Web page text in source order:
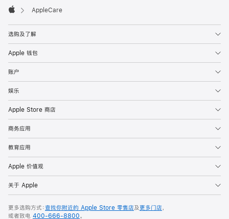

AppleCare
选购及了解
Apple 钱包
账户
娱乐
Apple Store 商店
商务应用
教育应用
Apple 价值观
关于 Apple
更多选购方式：查找你附近的 Apple Store 零售店及更多门店，
或者致电 400-666-8800。